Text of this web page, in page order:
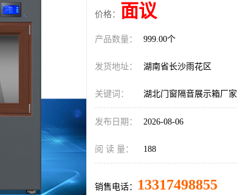
价格： 面议
产品数量： 999.00个
发货地址： 湖南省长沙雨花区
关键词： 湖北门窗隔音展示箱厂家
发布日期： 2026-08-06
阅 读 量： 188
销售电话： 13317498855